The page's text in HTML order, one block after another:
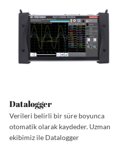
Datalogger
Verileri belirli bir süre boyunca
otomatik olarak kaydeder. Uzman
ekibimiz ile Datalogger